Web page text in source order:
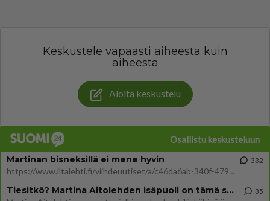
Keskustele vapaasti aiheesta kuin
aiheesta
Aloita keskustelu
Osallistu keskusteluun
Martinan bisneksillä ei mene hyvin
https://www.iltalehti.fi/viihdeuutiset/a/c46da6ab-340f-4790-aaa7-0865eed2336 Yrityksen konkurssihakemus on tullut kärä
332
Tiesitkö? Martina Aitolehden isäpuoli on tämä suosittu laulaja 35